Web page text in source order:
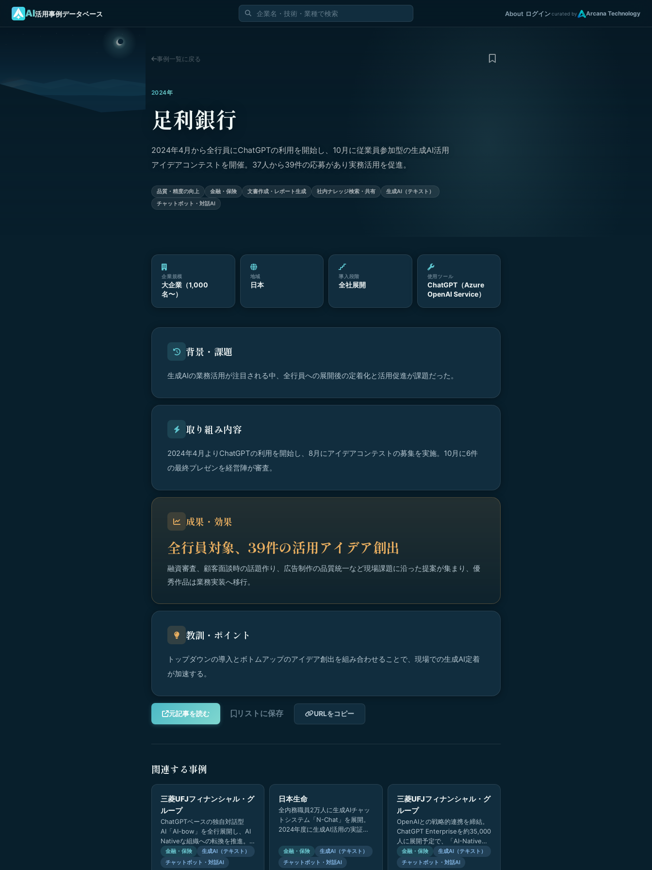
AI活用事例データベース About ログインcurated by Arcana Technology
事例一覧に戻る
2024年
足利銀行
2024年4月から全行員にChatGPTの利用を開始し、10月に従業員参加型の生成AI活用
アイデアコンテストを開催。37人から39件の応募があり実務活用を促進。
品質・精度の向上 金融・保険 文書作成・レポート生成 社内ナレッジ検索・共有
生成AI（テキスト）
チャットボット・対話AI
企業規模
大企業（1,000
名〜）
地域
日本
導入段階
全社展開
使用ツール
ChatGPT（Azure
OpenAI Service）
背景・課題
生成AIの業務活用が注目される中、全行員への展開後の定着化と活用促進が課題だった。
取り組み内容
2024年4月よりChatGPTの利用を開始し、8月にアイデアコンテストの募集を実施。10月に6件
の最終プレゼンを経営陣が審査。
成果・効果
全行員対象、39件の活用アイデア創出
融資審査、顧客面談時の話題作り、広告制作の品質統一など現場課題に沿った提案が集まり、優
秀作品は業務実装へ移行。
教訓・ポイント
トップダウンの導入とボトムアップのアイデア創出を組み合わせることで、現場での生成AI定着
が加速する。
元記事を読む リストに保存 URLをコピー
関連する事例
三菱UFJフィナンシャル・グ
ループ
ChatGPTベースの独自対話型
AI「AI-bow」を全行展開し、AI
Nativeな組織への転換を推進。
議事録作成・翻訳・手続検索など
幅広い業務で活用が進み…
金融・保険
生成AI（テキスト）
チャットボット・対話AI
日本生命
全内務職員2万人に生成AIチャッ
トシステム「N-Chat」を展開。
2024年度に生成AI活用の実証実
を推進。
金融・保険
生成AI（テキスト）
チャットボット・対話AI
三菱UFJフィナンシャル・グ
ループ
OpenAIとの戦略的連携を締結。
ChatGPT Enterpriseを約35,000
人に展開予定で、「AI-Native」
な金融グループへの変革を推進。
金融・保険
生成AI（テキスト）
チャットボット・対話AI